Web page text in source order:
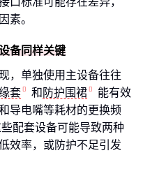
素。
备同样关键
，单独使用主设备往往
套 和 防护围裙
能有效
导电嘴等耗材的更换频
配套设备可能导致两种
效率，或防护不足引发